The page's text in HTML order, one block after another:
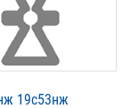
19с53нж